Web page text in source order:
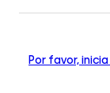
Por favor,